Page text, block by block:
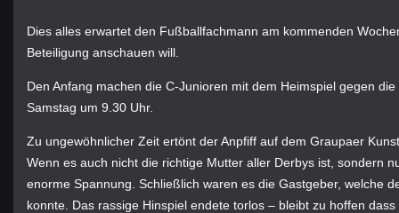
Dies alles erwartet den Fußballfachmann am kommenden
Beteiligung anschauen will.
Den Anfang machen die C-Junioren mit dem Heimspiel gegen
Samstag um 9.30 Uhr.
Zu ungewöhnlicher Zeit ertönt der Anpfiff auf dem Graupaer
Wenn es auch nicht die richtige Mutter aller Derbys ist, sondern
enorme Spannung. Schließlich waren es die Gastgeber, welche
konnte. Das rassige Hinspiel endete torlos – bleibt zu hoffen